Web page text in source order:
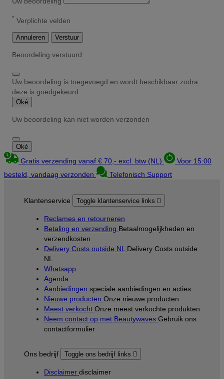
* Verplichte velden
Annuleren Verstuur
Beoordeling verstuurd
Uw beoordeling is toegevoegd en wordt beschikbaar zodra
deze is goedgekeurd.
Oké
Uw beoordeling kan niet worden verzonden
Oké
Gratis verzending vanaf € 70,- excl. btw (NL)
Voor 15:00
besteld, vandaag verzonden
Telefonisch Support
Klantenservice Toggle klantenservice links 
Reclames en retourneren
Betaling en verzending Betaalmogelijkheden en
verzendkosten
Delivery Costs outside NL Delivery Costs outside
NL
Whatsapp
Agenda
Aanbiedingen speciale aanbiedingen en acties
Nieuwe producten Onze nieuwe producten
Meest verkocht Onze meest verkochte produkten
Neem contact op met Beautywaves Gebruik ons
contactformulier
Ons bedrijf Toggle ons bedrijf links 
Disclaimer disclaimer